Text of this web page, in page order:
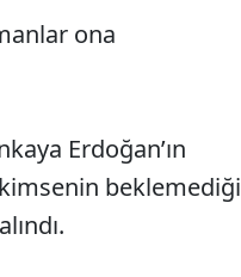
ona
Erdoğan’ın
beklemediği